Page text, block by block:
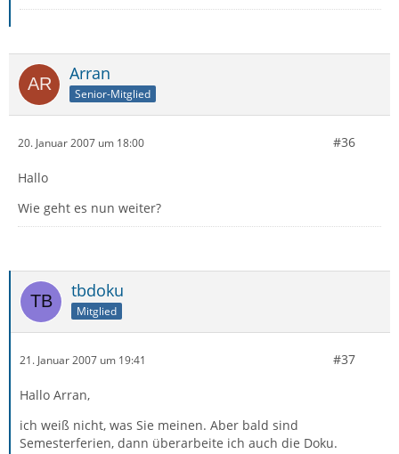
Arran
Senior-Mitglied
20. Januar 2007 um 18:00 #36
Hallo
Wie geht es nun weiter?
tbdoku
Mitglied
21. Januar 2007 um 19:41 #37
Hallo Arran,
ich weiß nicht, was Sie meinen. Aber bald sind
Semesterferien, dann überarbeite ich auch die Doku.